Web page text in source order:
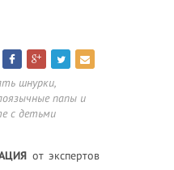
шнурки,
папы и
с детьми
от экспертов